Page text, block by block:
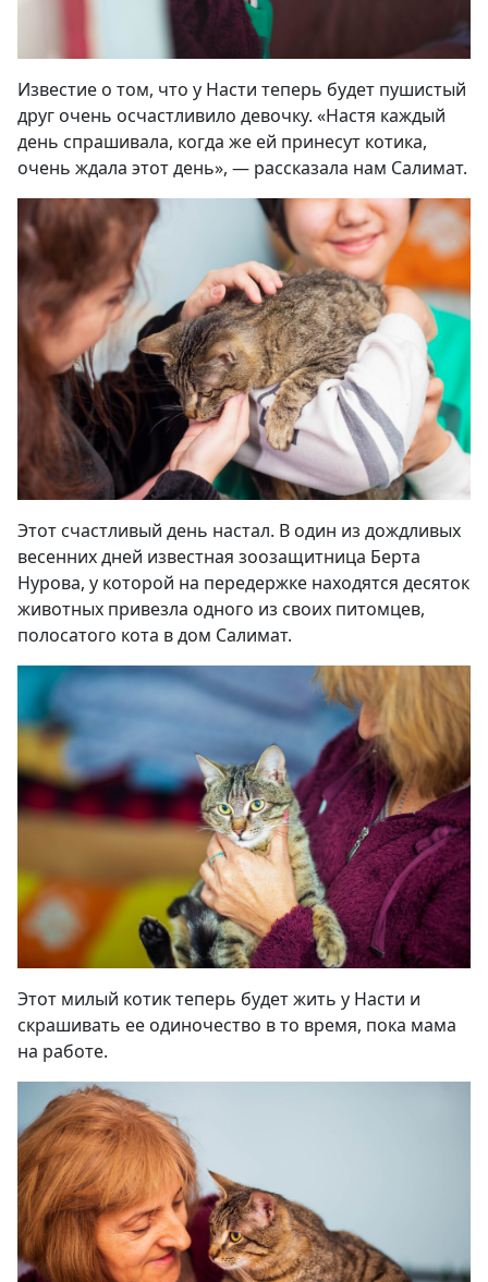
Известие о том, что у Насти теперь будет пушистый
друг очень осчастливило девочку. «Настя каждый
день спрашивала, когда же ей принесут котика,
очень ждала этот день», — рассказала нам Салимат.
Этот счастливый день настал. В один из дождливых
весенних дней известная зоозащитница Берта
Нурова, у которой на передержке находятся десяток
животных привезла одного из своих питомцев,
полосатого кота в дом Салимат.
Этот милый котик теперь будет жить у Насти и
скрашивать ее одиночество в то время, пока мама
на работе.